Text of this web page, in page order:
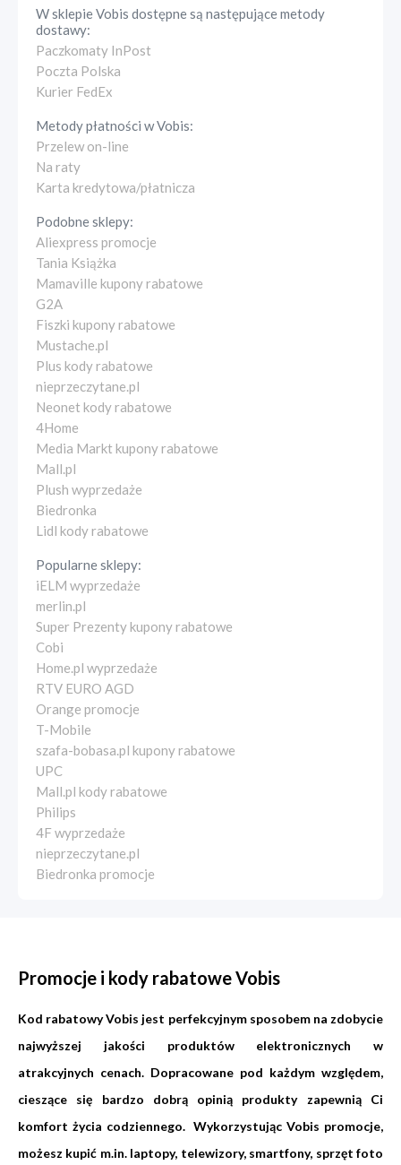
W sklepieVobis dostępne są następujące metody
dostawy:
Paczkomaty InPost
Poczta Polska
Kurier FedEx
Metody płatności wVobis:
Przelew on-line
Na raty
Karta kredytowa/płatnicza
Podobne sklepy:
Aliexpress promocje
Tania Książka
Mamaville kupony rabatowe
G2A
Fiszki kupony rabatowe
Mustache.pl
Plus kody rabatowe
nieprzeczytane.pl
Neonet kody rabatowe
4Home
Media Markt kupony rabatowe
Mall.pl
Plush wyprzedaże
Biedronka
Lidl kody rabatowe
Popularne sklepy:
iELM wyprzedaże
merlin.pl
Super Prezenty kupony rabatowe
Cobi
Home.pl wyprzedaże
RTV EURO AGD
Orange promocje
T-Mobile
szafa-bobasa.pl kupony rabatowe
UPC
Mall.pl kody rabatowe
Philips
4F wyprzedaże
nieprzeczytane.pl
Biedronka promocje
Promocje i kody rabatowe Vobis
Kod rabatowy Vobis jest perfekcyjnym sposobem na zdobycie
najwyższej jakości produktów elektronicznych w
atrakcyjnych cenach. Dopracowane pod każdym względem,
cieszące się bardzo dobrą opinią produkty zapewnią Ci
komfort życia codziennego. Wykorzystując Vobis promocje,
możesz kupić m.in. laptopy, telewizory, smartfony, sprzęt foto